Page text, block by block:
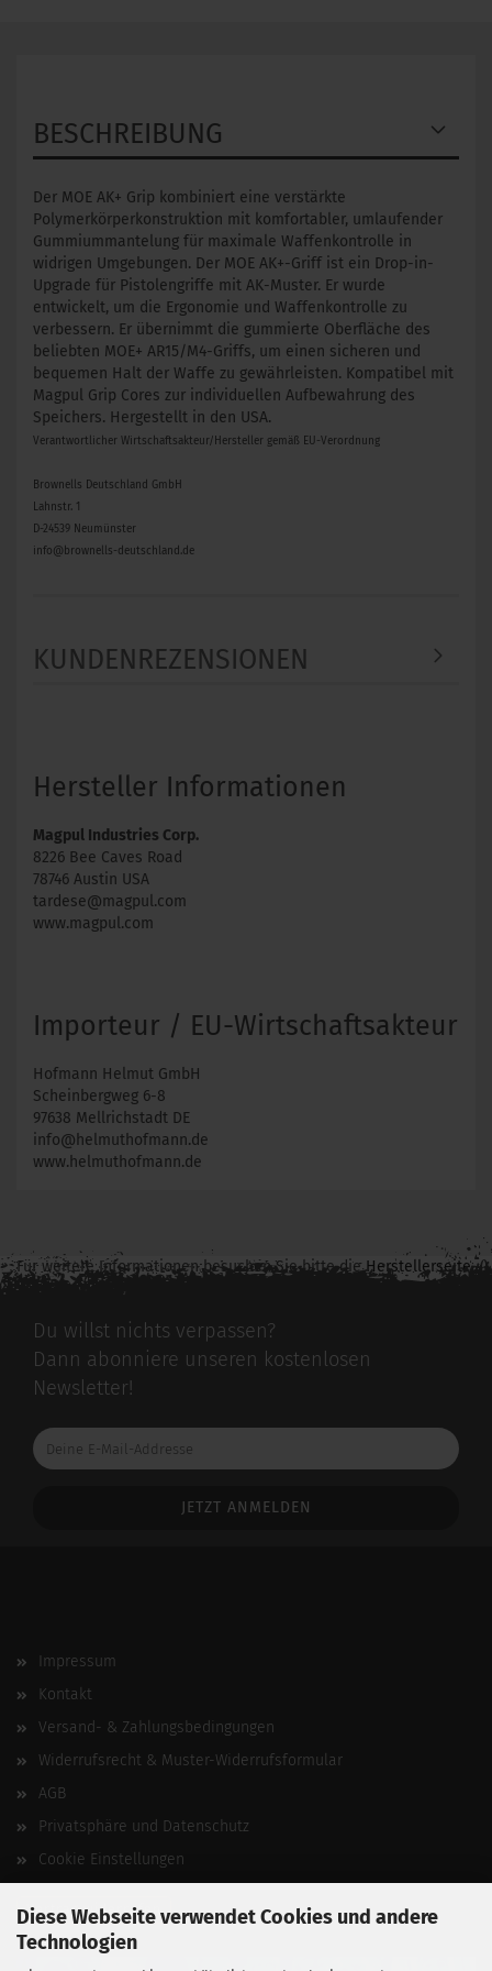
Diese Webseite verwendet Cookies und andere
Technologien
BESCHREIBUNG
Der MOE AK+ Grip kombiniert eine verstärkte
Polymerkörperkonstruktion mit komfortabler, umlaufender
Gummiummantelung für maximale Waffenkontrolle in
widrigen Umgebungen. Der MOE AK+-Griff ist ein Drop-in-
Upgrade für Pistolengriffe mit AK-Muster. Er wurde
entwickelt, um die Ergonomie und Waffenkontrolle zu
verbessern. Er übernimmt die gummierte Oberfläche des
beliebten MOE+ AR15/M4-Griffs, um einen sicheren und
bequemen Halt der Waffe zu gewährleisten. Kompatibel mit
Magpul Grip Cores zur individuellen Aufbewahrung des
Speichers. Hergestellt in den USA.
Verantwortlicher Wirtschaftsakteur/Hersteller gemäß EU-Verordnung
Brownells Deutschland GmbH
Lahnstr. 1
D-24539 Neumünster
info@brownells-deutschland.de
KUNDENREZENSIONEN
Hersteller Informationen
Magpul Industries Corp.
8226 Bee Caves Road
78746 Austin USA
tardese@magpul.com
www.magpul.com
Importeur / EU-Wirtschaftsakteur
Hofmann Helmut GmbH
Scheinbergweg 6-8
97638 Mellrichstadt DE
info@helmuthofmann.de
www.helmuthofmann.de
Für weitere Informationen besuchen Sie bitte dieHerstellerseite
zu diesem Artikel.
Du willst nichts verpassen?
Dann abonniere unseren kostenlosen
Newsletter!
Deine
E-
Impressum
Kontakt
Versand- & Zahlungsbedingungen
Widerrufsrecht & Muster-Widerrufsformular
AGB
Privatsphäre und Datenschutz
Cookie Einstellungen
Vertrag widerrufen